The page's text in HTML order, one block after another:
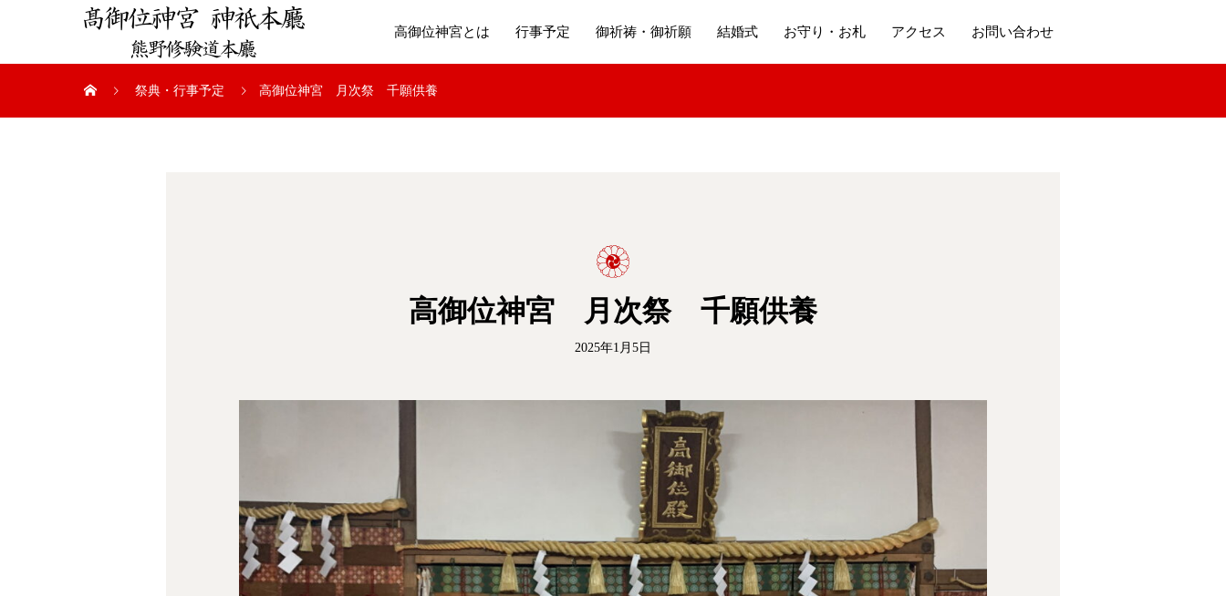
高御位神宮とは 行事予定 御祈祷・御祈願 結婚式 お守り・お札 アクセス お問い合わせ
祭典・行事予定 高御位神宮 月次祭 千願供養
高御位神宮 月次祭 千願供養
2025年1月5日